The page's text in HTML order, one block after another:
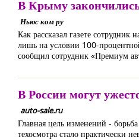
В Крыму
Ньюс ком ру
Как рассказал газете
лишь на условии 100-
сообщил сотрудник «Премиум
В России могут
auto-sale.ru
Главная цель изменений -
техосмотра стало практически